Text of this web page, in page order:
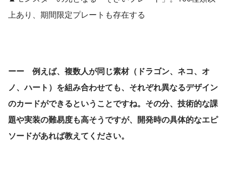
上あり、期間限定プレートも存在する
ーー　例えば、複数人が同じ素材（ドラゴン、ネコ、オ
ノ、ハート）を組み合わせても、それぞれ異なるデザイン
のカードができるということですね。その分、技術的な課
題や実装の難易度も高そうですが、開発時の具体的なエピ
ソードがあれば教えてください。